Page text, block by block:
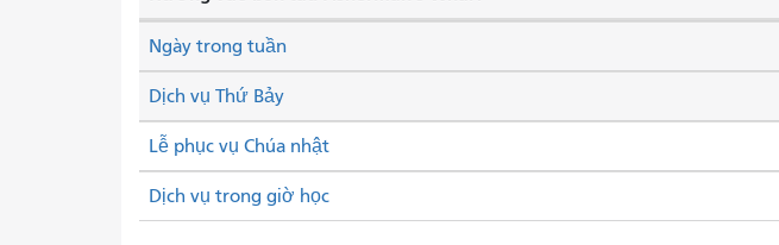
Dịch vụ Thứ Bảy
Lễ phục vụ Chúa nhật
Ngày trong tuần
Dịch vụ trong giờ học